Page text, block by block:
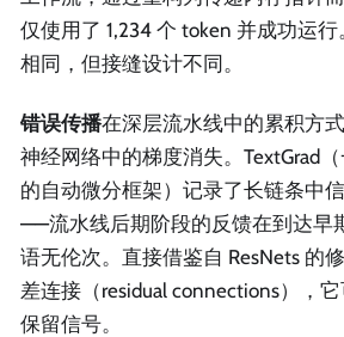
仅使用了 1,234 个 token 并成功运
相同，但接缝设计不同。
错误传播在深层流水线中的累积方
神经网络中的梯度消失。TextGrad
的自动微分框架）记录了长链条中
——流水线后期阶段的反馈在到达早
语无伦次。直接借鉴自 ResNets 的
差连接（residual connections），
保留信号。